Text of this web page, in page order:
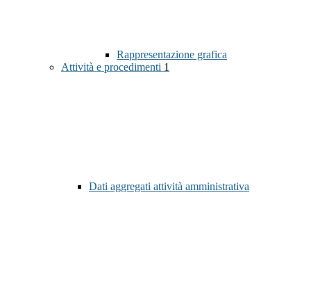
Rappresentazione grafica
Attività e procedimenti 1
Dati aggregati attività amministrativa